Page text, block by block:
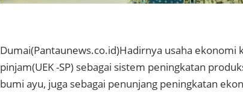
Dumai(Pantaunews.co.id)Hadirnya usaha ekonomi
pinjam(UEK -SP) sebagai sistem peningkatan
bumi ayu, juga sebagai penunjang peningkatan